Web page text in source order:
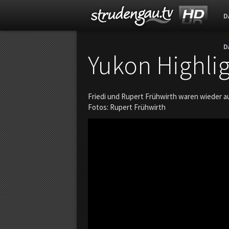
s
t
r
Yukon
Friedi und Rupert Frühwirth waren wieder
Fotos: Rupert Frühwirth